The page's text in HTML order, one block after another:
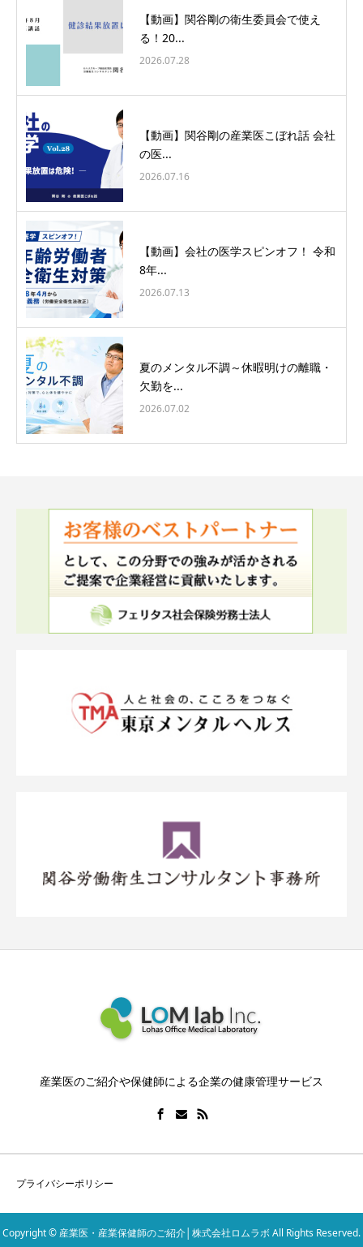
【動画】関谷剛の衛生委員会で使え
る！20...
2026.07.28
【動画】関谷剛の産業医こぼれ話 会社
の医...
2026.07.16
【動画】会社の医学スピンオフ！ 令和
8年...
2026.07.13
夏のメンタル不調～休暇明けの離職・
欠勤を...
2026.07.02
産業医のご紹介や保健師による企業の健康管理サービス
プライバシーポリシー
Copyright © 産業医・産業保健師のご紹介│株式会社ロムラボ All Rights Reserved.